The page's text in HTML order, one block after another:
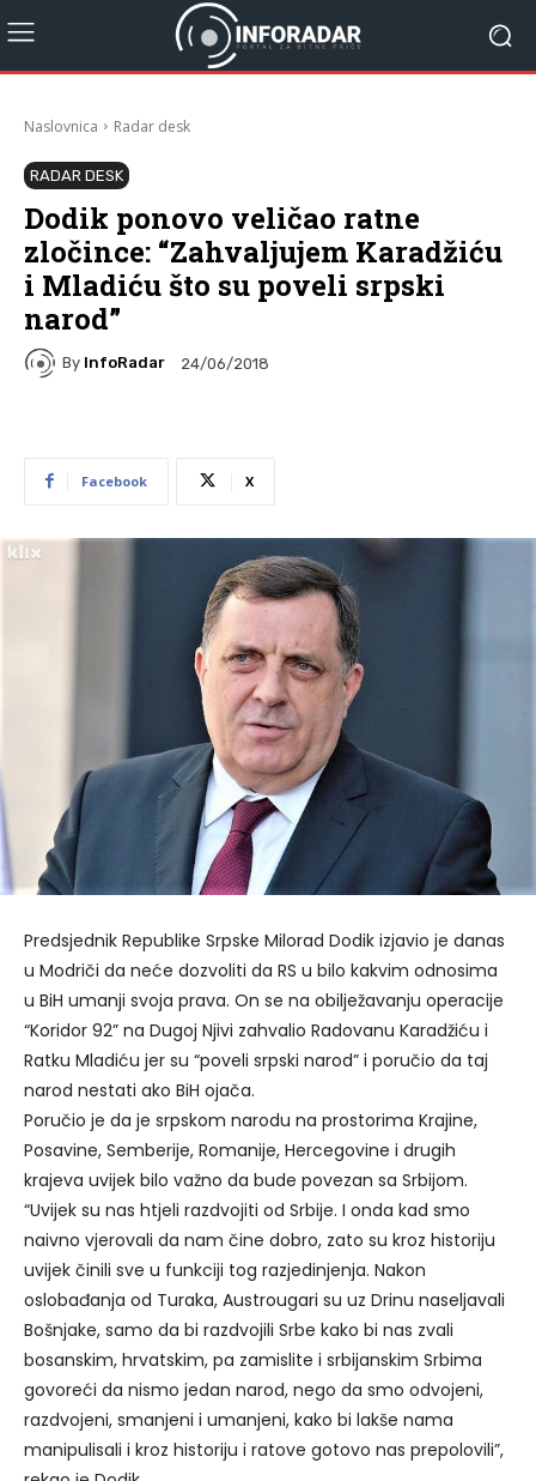
Naslovnica Radar desk
RADAR DESK
Dodik ponovo veličao ratne
zločince: “Zahvaljujem Karadžiću
i Mladiću što su poveli srpski
narod”
By InfoRadar 24/06/2018
Facebook X
Predsjednik Republike Srpske Milorad Dodik izjavio je danas
u Modriči da neće dozvoliti da RS u bilo kakvim odnosima
u BiH umanji svoja prava. On se na obilježavanju operacije
“Koridor 92” na Dugoj Njivi zahvalio Radovanu Karadžiću i
Ratku Mladiću jer su “poveli srpski narod” i poručio da taj
narod nestati ako BiH ojača.
Poručio je da je srpskom narodu na prostorima Krajine,
Posavine, Semberije, Romanije, Hercegovine i drugih
krajeva uvijek bilo važno da bude povezan sa Srbijom.
“Uvijek su nas htjeli razdvojiti od Srbije. I onda kad smo
naivno vjerovali da nam čine dobro, zato su kroz historiju
uvijek činili sve u funkciji tog razjedinjenja. Nakon
oslobađanja od Turaka, Austrougari su uz Drinu naseljavali
Bošnjake, samo da bi razdvojili Srbe kako bi nas zvali
bosanskim, hrvatskim, pa zamislite i srbijanskim Srbima
govoreći da nismo jedan narod, nego da smo odvojeni,
razdvojeni, smanjeni i umanjeni, kako bi lakše nama
manipulisali i kroz historiju i ratove gotovo nas prepolovili”,